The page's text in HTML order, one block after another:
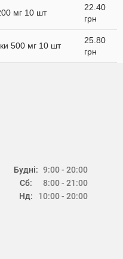
мг 10 шт
22.40
грн
500 мг 10 шт
25.80
грн
Будні:
Сб:
Нд:
9:00 - 20:00
8:00 - 21:00
10:00 - 20:00